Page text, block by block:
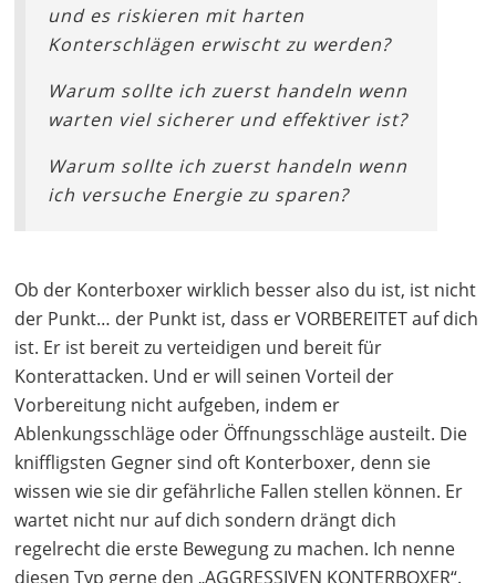
und es riskieren mit harten
Konterschlägen erwischt zu werden?
Warum sollte ich zuerst handeln wenn
warten viel sicherer und effektiver ist?
Warum sollte ich zuerst handeln wenn
ich versuche Energie zu sparen?
Ob der Konterboxer wirklich besser also du ist, ist nicht
der Punkt… der Punkt ist, dass er VORBEREITET auf dich
ist. Er ist bereit zu verteidigen und bereit für
Konterattacken. Und er will seinen Vorteil der
Vorbereitung nicht aufgeben, indem er
Ablenkungsschläge oder Öffnungsschläge austeilt. Die
kniffligsten Gegner sind oft Konterboxer, denn sie
wissen wie sie dir gefährliche Fallen stellen können. Er
wartet nicht nur auf dich sondern drängt dich
regelrecht die erste Bewegung zu machen. Ich nenne
diesen Typ gerne den „AGGRESSIVEN KONTERBOXER“.